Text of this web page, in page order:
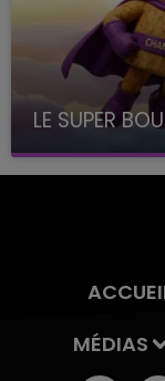
LE SUPER
avec La
MÉDIAS